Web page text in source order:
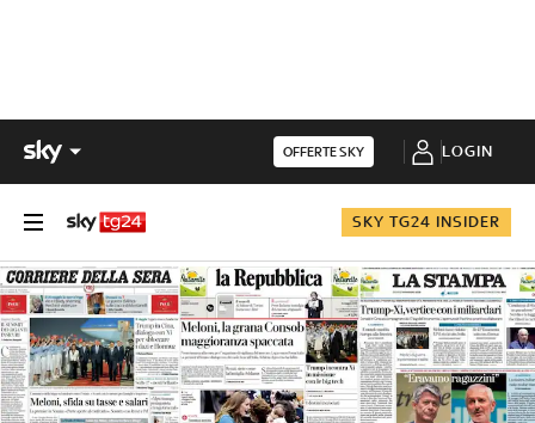
OFFERTE SKY LOGIN
SKY TG24 INSIDER